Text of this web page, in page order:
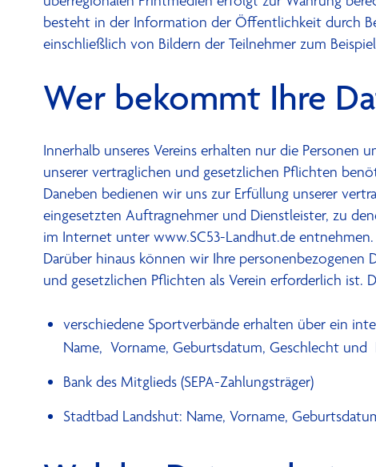
besteht in der Information der Öffentlichkeit durch
einschließlich von Bildern der Teilnehmer zum
Wer bekommt Ihre
Innerhalb unseres Vereins erhalten nur die Personen
unserer vertraglichen und gesetzlichen Pflichten
Daneben bedienen wir uns zur Erfüllung unserer
eingesetzten Auftragnehmer und Dienstleister, zu
im Internet unter www.SC53-Landhut.de entnehmen.
Darüber hinaus können wir Ihre
und gesetzlichen Pflichten als Verein erforderlich ist.
verschiedene Sportverbände erhalten über ein
Name, Vorname, Geburtsdatum, Geschlecht
Bank des Mitglieds (SEPA-Zahlungsträger)
Stadtbad Landshut: Name, Vorname,